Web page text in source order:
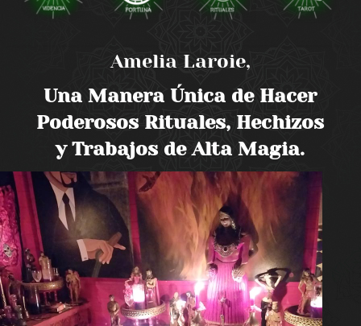
Amelia Laroie,
Una Manera Única de Hacer
Poderosos Rituales, Hechizos
y Trabajos de Alta Magia.